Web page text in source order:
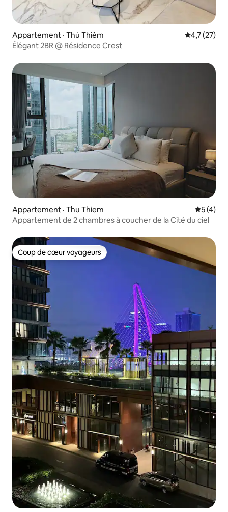
Appartement · Thủ Thiêm Note
4,7 (27)
Élégant 2BR @ Résidence Crest
Appartement · Thu Thiem Note
5 (4)
Appartement de 2 chambres à coucher de la Cité du ciel
Coup de cœur voyageurs
Coup de cœur voyageurs